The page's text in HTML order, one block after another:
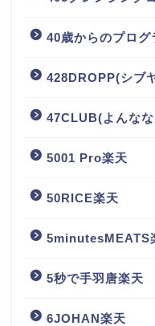
40歳からのプログ
428DROPP(シブ
47CLUB(よんな
5001 Pro楽天
50RICE楽天
5minutesMEATS
5秒で手羽唐楽天
6JOHAN楽天